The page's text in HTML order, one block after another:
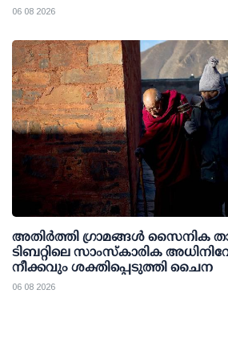
06 08 2026
അതിര്‍ത്തി ഗ്രാമങ്ങള്‍ സൈനിക
ടിബറ്റിലെ സാംസ്‌കാരിക
നീക്കവും ശക്തിപ്പെടുത്തി ചൈന
06 08 2026